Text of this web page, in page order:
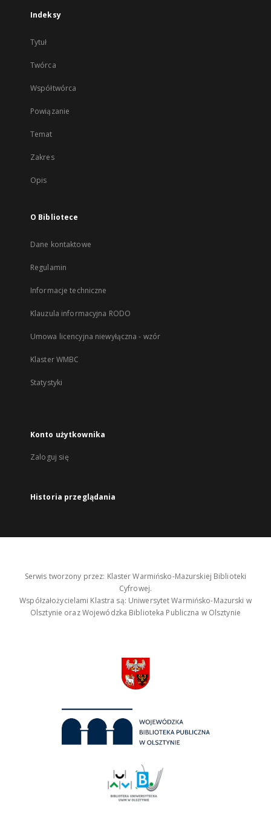
Indeksy
Tytuł
Twórca
Współtwórca
Powiązanie
Temat
Zakres
Opis
O Bibliotece
Dane kontaktowe
Regulamin
Informacje techniczne
Klauzula informacyjna RODO
Umowa licencyjna niewyłączna - wzór
Klaster WMBC
Statystyki
Konto użytkownika
Zaloguj się
Historia przeglądania
Serwis tworzony przez: Klaster Warmińsko-Mazurskiej Biblioteki
Cyfrowej.
Współzałożycielami Klastra są: Uniwersytet Warmińsko-Mazurski w
Olsztynie oraz Wojewódzka Biblioteka Publiczna w Olsztynie